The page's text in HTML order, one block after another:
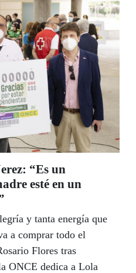
y así ha sido”,
siguiente.
“Es un
esté en un
y tanta energía que
a comprar todo el
Flores tras
ONCE dedica a Lola